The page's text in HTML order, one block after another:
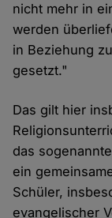
nicht mehr in
werden
in Beziehung
gesetzt."
Das gilt hier
das
ein
Schüler,
evangelischer